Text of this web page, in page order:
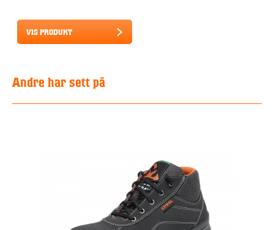
VIS PRODUKT
Andre har sett på